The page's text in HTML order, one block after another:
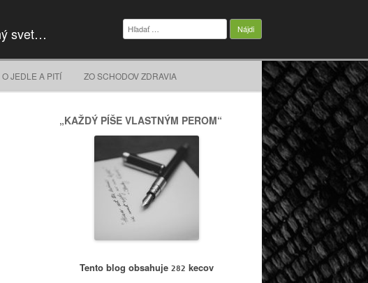
svet…
Hľadať:
O JEDLE A PITÍ ZO SCHODOV ZDRAVIA
„KAŽDÝ PÍŠE VLASTNÝM PEROM“
Tento blog obsahuje 282 kecov